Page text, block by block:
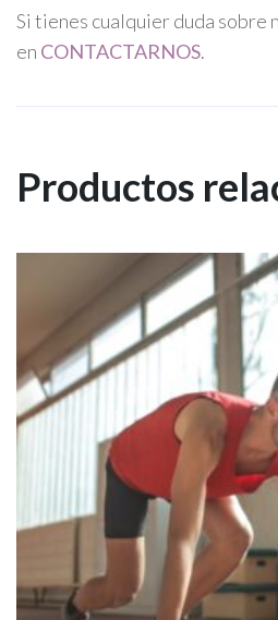
Si tienes cualquier duda sobre
en CONTACTARNOS.
Productos